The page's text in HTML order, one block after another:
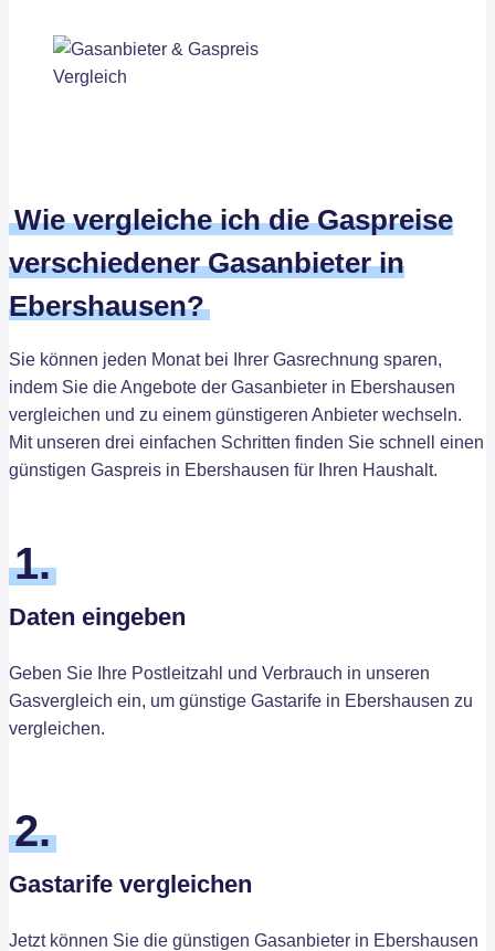
Wie vergleiche ich die Gaspreise
verschiedener Gasanbieter in
Ebershausen?
Sie können jeden Monat bei Ihrer Gasrechnung sparen,
indem Sie die Angebote der Gasanbieter in Ebershausen
vergleichen und zu einem günstigeren Anbieter wechseln.
Mit unseren drei einfachen Schritten finden Sie schnell einen
günstigen Gaspreis in Ebershausen für Ihren Haushalt.
1.
Daten eingeben
Geben Sie Ihre Postleitzahl und Verbrauch in unseren
Gasvergleich ein, um günstige Gastarife in Ebershausen zu
vergleichen.
2.
Gastarife vergleichen
Jetzt können Sie die günstigen Gasanbieter in Ebershausen